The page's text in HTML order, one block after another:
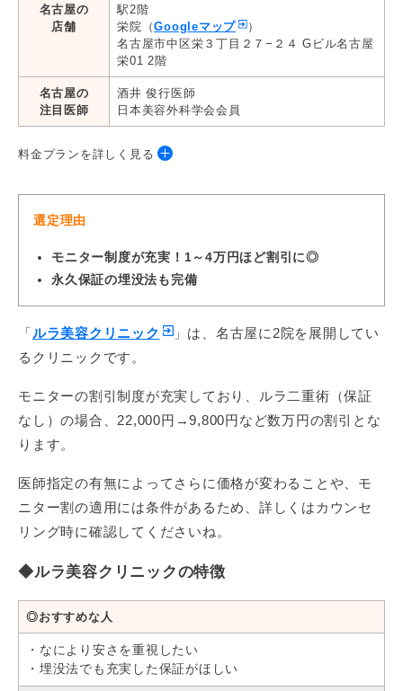
名古屋の
店舗
駅2階
栄院（Googleマップ
）
名古屋市中区栄３丁目２７−２４ Gビル名古屋
栄01 2階
名古屋の
注目医師
酒井 俊行医師
日本美容外科学会会員
料金プランを詳しく見る
プラン 料金 保証*
ルラ二重術 両目2点留め
点留め
1dayルラライン二重術 両目3
◆ 切開法
スタンダード 110,000円 －
ナチュラル 330,000円
ナチュラルロング 440,000円～
選定理由
モニター制度が充実！1～4万円ほど割引に◎
永久保証の埋没法も完備
「ルラ美容クリニック
」は、名古屋に2院を展開してい
るクリニックです。
モニターの割引制度が充実しており、ルラ二重術（保証
なし）の場合、22,000円→9,800円など数万円の割引とな
ります。
医師指定の有無によってさらに価格が変わることや、モ
ニター割の適用には条件があるため、詳しくはカウンセ
リング時に確認してくださいね。
◆ルラ美容クリニックの特徴
◎おすすめな人
・なにより安さを重視したい
・埋没法でも充実した保証がほしい